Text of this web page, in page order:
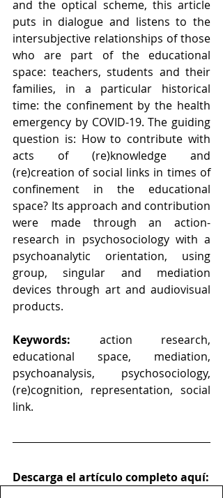
and the optical scheme, this article
puts in dialogue and listens to the
intersubjective relationships of those
who are part of the educational
space: teachers, students and their
families, in a particular historical
time: the confinement by the health
emergency by COVID-19. The guiding
question is: How to contribute with
acts of (re)knowledge and
(re)creation of social links in times of
confinement in the educational
space? Its approach and contribution
were made through an action-
research in psychosociology with a
psychoanalytic orientation, using
group, singular and mediation
devices through art and audiovisual
products.
Keywords: action research,
educational space, mediation,
psychoanalysis, psychosociology,
(re)cognition, representation, social
link.
Descarga el artículo completo aquí: